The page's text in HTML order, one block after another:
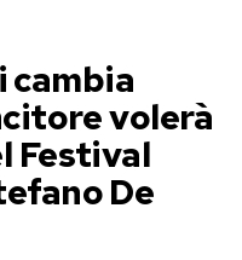
cambia
volerà
Festival
De